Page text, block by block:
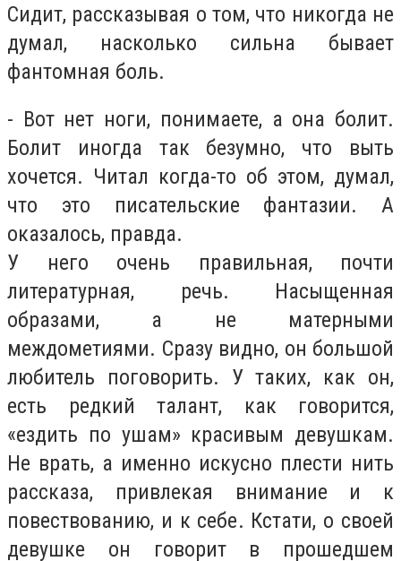
Сидит, рассказывая о том, что никогда не
думал, насколько сильна бывает
фантомная боль.
- Вот нет ноги, понимаете, а она болит.
Болит иногда так безумно, что выть
хочется. Читал когда-то об этом, думал,
что это писательские фантазии. А
оказалось, правда.
У него очень правильная, почти
литературная, речь. Насыщенная
образами, а не матерными
междометиями. Сразу видно, он большой
любитель поговорить. У таких, как он,
есть редкий талант, как говорится,
«ездить по ушам» красивым девушкам.
Не врать, а именно искусно плести нить
рассказа, привлекая внимание и к
повествованию, и к себе. Кстати, о своей
девушке он говорит в прошедшем